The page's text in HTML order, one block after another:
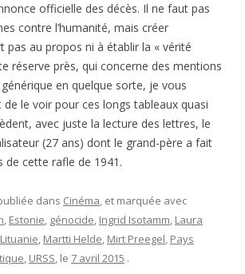
officielle des décès. Il ne faut pas
contre l’humanité, mais créer
pas au propos ni à établir la « vérité
réserve près, qui concerne des mentions
en quelque sorte, je vous
le voir pour ces longs tableaux quasi
avec juste la lecture des lettres, le
(27 ans) dont le grand-père a fait
de cette rafle de 1941.
dans Cinéma, et marquée avec
, Estonie, génocide, Ingrid Isotamm, Laura
Lituanie, Martti Helde, Mirt Preegel, Pays
, URSS, le 7 avril 2015 .